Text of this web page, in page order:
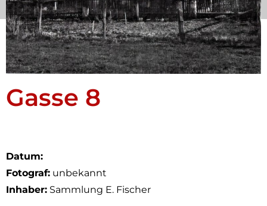
Gasse 8
Datum:
Fotograf: unbekannt
Inhaber: Sammlung E. Fischer